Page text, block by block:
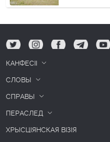
tw ig fb tg yt
КАНФЕСІІ
СЛОВЫ
СПРАВЫ
ПЕРАСЛЕД
ХРЫСЦІЯНСКАЯ ВІЗІЯ